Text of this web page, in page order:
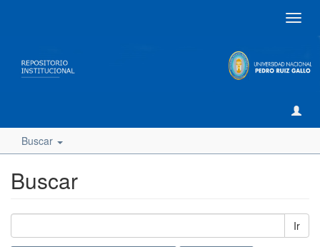
Buscar
Buscar
Ir